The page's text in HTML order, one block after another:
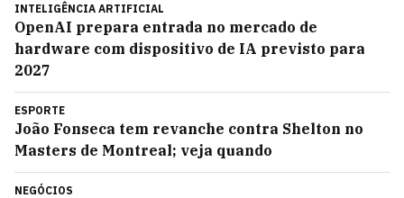
INTELIGÊNCIA ARTIFICIAL
OpenAI prepara entrada no mercado de
hardware com dispositivo de IA previsto para
2027
ESPORTE
João Fonseca tem revanche contra Shelton no
Masters de Montreal; veja quando
NEGÓCIOS